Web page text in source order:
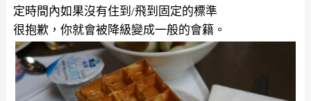
定時間內如果沒有住到/飛到固定的標準
很抱歉，你就會被降級變成一般的會籍。